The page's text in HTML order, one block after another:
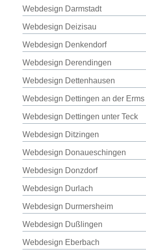
Webdesign Darmstadt
Webdesign Deizisau
Webdesign Denkendorf
Webdesign Derendingen
Webdesign Dettenhausen
Webdesign Dettingen an der Erms
Webdesign Dettingen unter Teck
Webdesign Ditzingen
Webdesign Donaueschingen
Webdesign Donzdorf
Webdesign Durlach
Webdesign Durmersheim
Webdesign Dußlingen
Webdesign Eberbach